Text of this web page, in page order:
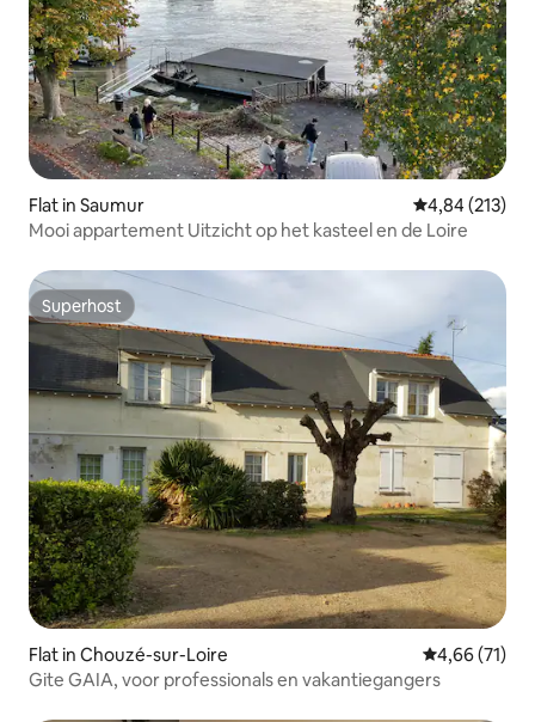
Flat in Saumur Gemiddelde
4,84 (213)
Mooi appartement Uitzicht op het kasteel en de Loire
Superhost
Superhost
Flat in Chouzé-sur-Loire Gemiddelde
4,66 (71)
Gite GAIA, voor professionals en vakantiegangers